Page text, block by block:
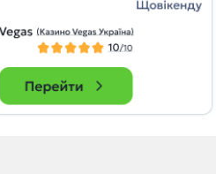
найгарячіших
напрямках фронту
04.12.2025 12:37
"Відправте
Вернадського на
фронт": стрілецька